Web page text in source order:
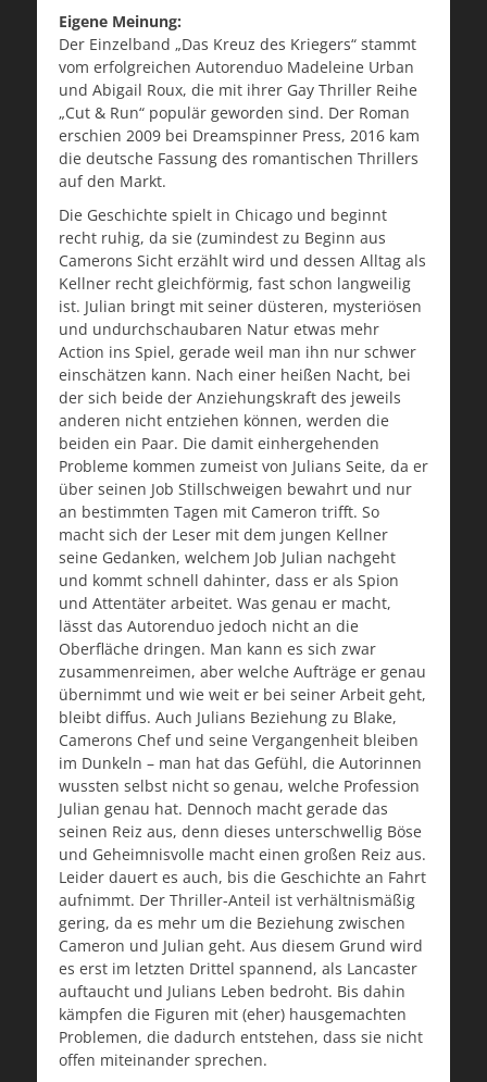
Eigene Meinung:
Der Einzelband „Das Kreuz des Kriegers“ stammt
vom erfolgreichen Autorenduo Madeleine Urban
und Abigail Roux, die mit ihrer Gay Thriller Reihe
„Cut & Run“ populär geworden sind. Der Roman
erschien 2009 bei Dreamspinner Press, 2016 kam
die deutsche Fassung des romantischen Thrillers
auf den Markt.
Die Geschichte spielt in Chicago und beginnt
recht ruhig, da sie (zumindest zu Beginn aus
Camerons Sicht erzählt wird und dessen Alltag als
Kellner recht gleichförmig, fast schon langweilig
ist. Julian bringt mit seiner düsteren, mysteriösen
und undurchschaubaren Natur etwas mehr
Action ins Spiel, gerade weil man ihn nur schwer
einschätzen kann. Nach einer heißen Nacht, bei
der sich beide der Anziehungskraft des jeweils
anderen nicht entziehen können, werden die
beiden ein Paar. Die damit einhergehenden
Probleme kommen zumeist von Julians Seite, da er
über seinen Job Stillschweigen bewahrt und nur
an bestimmten Tagen mit Cameron trifft. So
macht sich der Leser mit dem jungen Kellner
seine Gedanken, welchem Job Julian nachgeht
und kommt schnell dahinter, dass er als Spion
und Attentäter arbeitet. Was genau er macht,
lässt das Autorenduo jedoch nicht an die
Oberfläche dringen. Man kann es sich zwar
zusammenreimen, aber welche Aufträge er genau
übernimmt und wie weit er bei seiner Arbeit geht,
bleibt diffus. Auch Julians Beziehung zu Blake,
Camerons Chef und seine Vergangenheit bleiben
im Dunkeln – man hat das Gefühl, die Autorinnen
wussten selbst nicht so genau, welche Profession
Julian genau hat. Dennoch macht gerade das
seinen Reiz aus, denn dieses unterschwellig Böse
und Geheimnisvolle macht einen großen Reiz aus.
Leider dauert es auch, bis die Geschichte an Fahrt
aufnimmt. Der Thriller-Anteil ist verhältnismäßig
gering, da es mehr um die Beziehung zwischen
Cameron und Julian geht. Aus diesem Grund wird
es erst im letzten Drittel spannend, als Lancaster
auftaucht und Julians Leben bedroht. Bis dahin
kämpfen die Figuren mit (eher) hausgemachten
Problemen, die dadurch entstehen, dass sie nicht
offen miteinander sprechen.